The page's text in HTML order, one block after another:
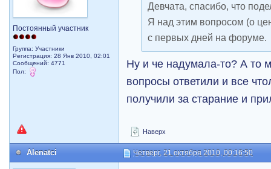
Постоянный участник
Группа: Участники
Регистрация: 28 Янв 2010, 02:01
Сообщений: 4771
Пол:
Девчата, спасибо, что
Я над этим вопросом (о
с первых дней на форуме.
Ну и че надумала-то? А то
вопросы ответили и все
получили за старание и
Наверх
Alenatci Четверг, 21 октября 2010, 00:16:50